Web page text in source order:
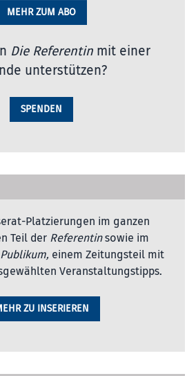
MEHR ZUM ABO
Die Referentinmit einer
unterstützen?
SPENDEN
Platzierungen im ganzen
Teil der Referentinsowie im
einem Zeitungsteil mit
Veranstaltungstipps.
ZU INSERIEREN